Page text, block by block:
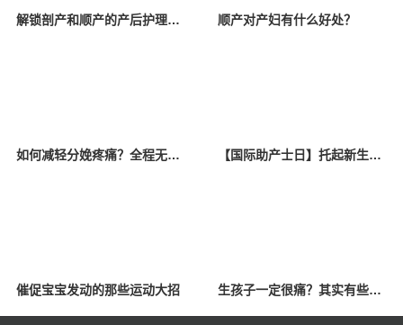
解锁剖产和顺产的产后护理区别 顺产对产妇有什么好处？
如何减轻分娩疼痛？全程无痛分娩给予温柔呵护 【国际助产士日】托起新生命的第一人
催促宝宝发动的那些运动大招 生孩子一定很痛？其实有些痛根本不必忍